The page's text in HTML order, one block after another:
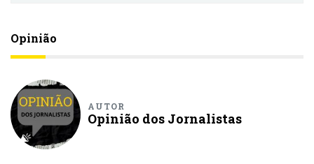
Opinião
AUTOR
Opinião dos Jornalistas